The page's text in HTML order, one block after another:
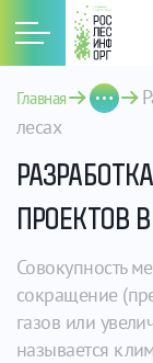
Главная
лесах
ПРОЕКТОВ
Совокупность
сокращение
газов или
называется